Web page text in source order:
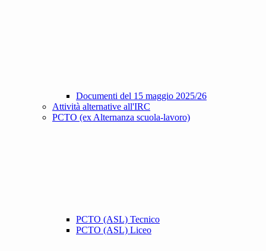
Documenti del 15 maggio 2025/26
Attività alternative all'IRC
PCTO (ex Alternanza scuola-lavoro)
PCTO (ASL) Tecnico
PCTO (ASL) Liceo